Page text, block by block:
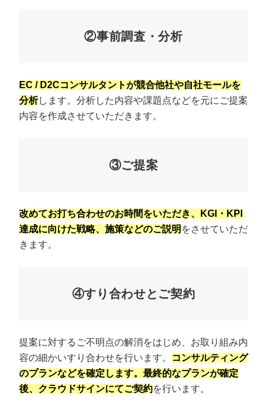
②事前調査・分析
EC / D2Cコンサルタントが競合他社や自社モールを
分析します。分析した内容や課題点などを元にご提案
内容を作成させていただきます。
③ご提案
改めてお打ち合わせのお時間をいただき、KGI・KPI
達成に向けた戦略、施策などのご説明 をさせていただ
きます。
④すり合わせとご契約
提案に対するご不明点の解消をはじめ、お取り組み内
容の細かいすり合わせを行います。
コンサルティング
のプランなどを確定します。最終的なプランが確定
後、クラウドサインにてご契約を行います。